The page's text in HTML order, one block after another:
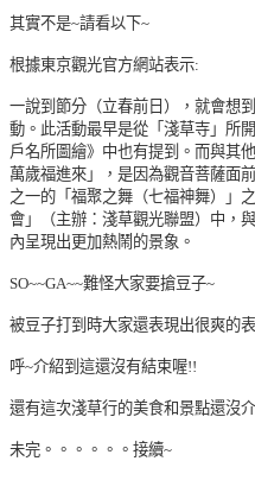
其實不是~請看以下~
根據東京觀光官方網站表示:
一說到節分（立春前日），就會想
動。此活動最早是從「淺草寺」所
戶名所圖繪》中也有提到。而與其
萬歲福進來」，是因為觀音菩薩面
之一的「福聚之舞（七福神舞）」
會」（主辦：淺草觀光聯盟）中，
內呈現出更加熱鬧的景象。
SO~~GA~~難怪大家要搶豆子~
被豆子打到時大家還表現出很爽的
呼~介紹到這還沒有結束喔!!
還有這次淺草行的美食和景點還沒
未完。。。。。。接續~